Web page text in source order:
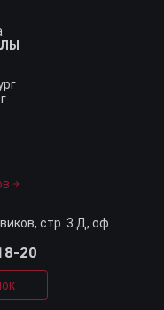
стр. 3 Д, оф.
20